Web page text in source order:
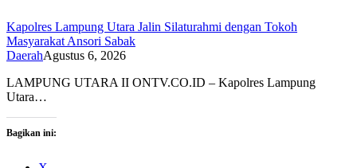
Kapolres Lampung Utara Jalin Silaturahmi dengan Tokoh
Masyarakat Ansori Sabak
DaerahAgustus 6, 2026
LAMPUNG UTARA II ONTV.CO.ID – Kapolres Lampung
Utara…
Bagikan ini: